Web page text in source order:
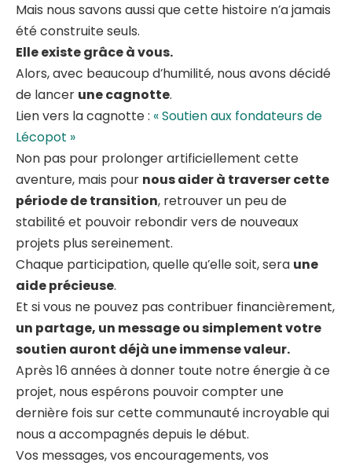
Mais nous savons aussi que cette histoire n’a jamais
été construite seuls.
Elle existe grâce à vous.
Alors, avec beaucoup d’humilité, nous avons décidé
de lancer une cagnotte.
Lien vers la cagnotte : « Soutien aux fondateurs de
Lécopot »
Non pas pour prolonger artificiellement cette
aventure, mais pour nous aider à traverser cette
période de transition, retrouver un peu de
stabilité et pouvoir rebondir vers de nouveaux
projets plus sereinement.
Chaque participation, quelle qu’elle soit, sera une
aide précieuse.
Et si vous ne pouvez pas contribuer financièrement,
un partage, un message ou simplement votre
soutien auront déjà une immense valeur.
Après 16 années à donner toute notre énergie à ce
projet, nous espérons pouvoir compter une
dernière fois sur cette communauté incroyable qui
nous a accompagnés depuis le début.
Vos messages, vos encouragements, vos